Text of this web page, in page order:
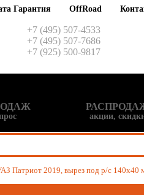
Гарантия OffRoad
+7 (495) 507-4533
+7 (495) 507-7686
+7 (925) 500-9817
акции,
Патриот 2019, вырез под р/c 140х40